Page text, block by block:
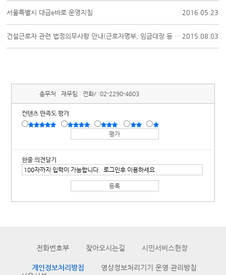
서울특별시 대금e바로 운영지침 2016.05.23
건설근로자 관련 법정의무사항 안내(근로자명부, 임금대장 등 포함) 2015.08.03
총무처 재무팀 전화/ :02-2290-4603
컨텐츠 만족도 평가
한줄 의견달기
전화번호부 찾아오시는길 시민서비스헌장
개인정보처리방침
영상정보처리기기 운영·관리방침